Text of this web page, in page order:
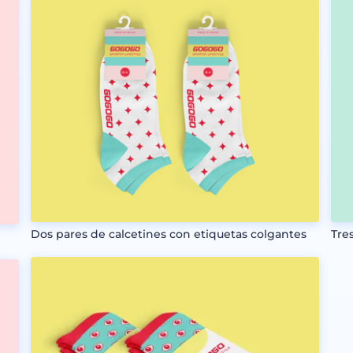
Dos pares de calcetines con etiquetas colgantes